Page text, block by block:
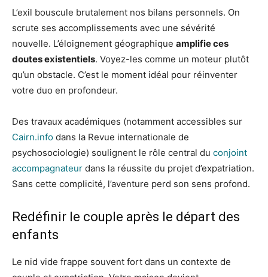
L’exil bouscule brutalement nos bilans personnels. On
scrute ses accomplissements avec une sévérité
nouvelle. L’éloignement géographique amplifie ces
doutes existentiels. Voyez-les comme un moteur plutôt
qu’un obstacle. C’est le moment idéal pour réinventer
votre duo en profondeur.
Des travaux académiques (notamment accessibles sur
Cairn.info dans la Revue internationale de
psychosociologie) soulignent le rôle central du conjoint
accompagnateur dans la réussite du projet d’expatriation.
Sans cette complicité, l’aventure perd son sens profond.
Redéfinir le couple après le départ des
enfants
Le nid vide frappe souvent fort dans un contexte de